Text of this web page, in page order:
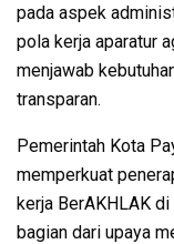
pada aspek
pola kerja aparatur
menjawab
transparan.
Pemerintah Kota
memperkuat
kerja BerAKHLAK
bagian dari upaya